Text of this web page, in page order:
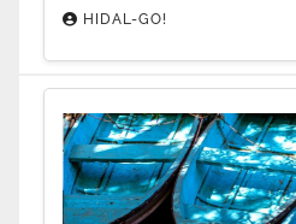
HIDAL-GO!